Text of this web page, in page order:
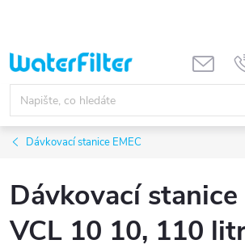
obsah
Dávkovací stanice EMEC
Dávkovací stanice
VCL 10 10, 110